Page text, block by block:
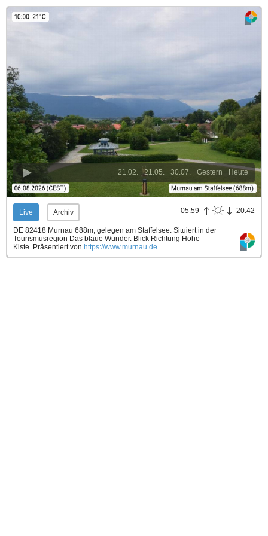
Heute
Gestern
30.07.
21.05.
21.02.
Live Archiv 05:59 20:42
DE 82418 Murnau 688m, gelegen am Staffelsee. Situiert in der
Tourismusregion Das blaue Wunder. Blick Richtung Hohe
Kiste. Präsentiert von https://www.murnau.de.